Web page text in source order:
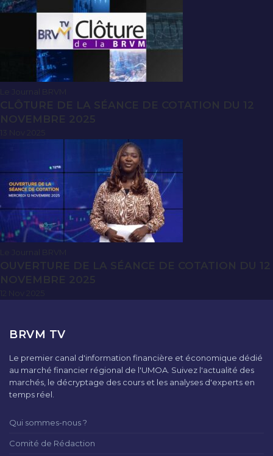
Le Journal BRVM
CLÔTURE DE LA SÉANCE DE COTATION DU 12
NOVEMBRE 2025
Le Journal BRVM
OUVERTURE DE LA SÉANCE DE COTATION DU 12
NOVEMBRE 2025
BRVM TV
Le premier canal d'information financière et économique dédié
au marché financier régional de l'UMOA. Suivez l'actualité des
marchés, le décryptage des cours et les analyses d'experts en
temps réel.
Qui sommes-nous ?
Comité de Rédaction